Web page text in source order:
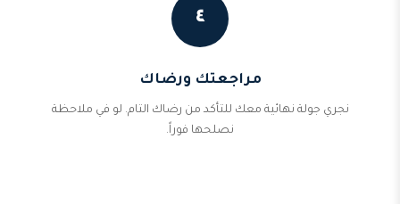
٤
مراجعتك ورضاك
نجري جولة نهائية معك للتأكد من رضاك التام. لو في ملاحظة
نصلحها فوراً.